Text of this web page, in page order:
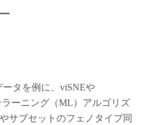
ータを例に、viSNEや
ーニング（ML）アルゴリズ
サブセットのフェノタイプ同